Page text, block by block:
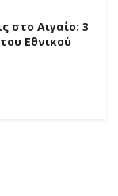
στο Αιγαίο: 3
Εθνικού